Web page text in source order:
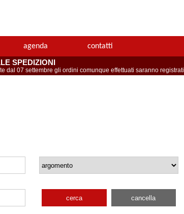
agenda contatti
SPEDIZIONI
dal 07 settembre gli ordini comunque effettuati saranno registrati
cerca cancella